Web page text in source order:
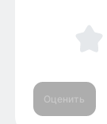
Оценить